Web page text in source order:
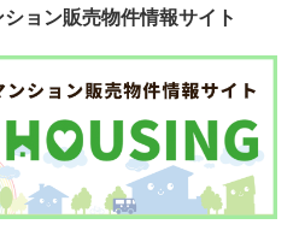
ョン販売物件情報サイト